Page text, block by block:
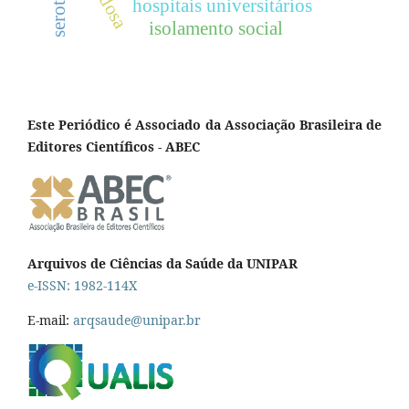
hospitais universitários
isolamento social
Este Periódico é Associado da Associação Brasileira de
Editores Científicos - ABEC
Arquivos de Ciências da Saúde da UNIPAR
e-ISSN: 1982-114X
E-mail: arqsaude@unipar.br